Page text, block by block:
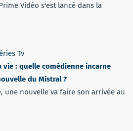
Vidéo s'est lancé dans la
Tv
vie : quelle comédienne incarne
du Mistral ?
une nouvelle va faire son arrivée au